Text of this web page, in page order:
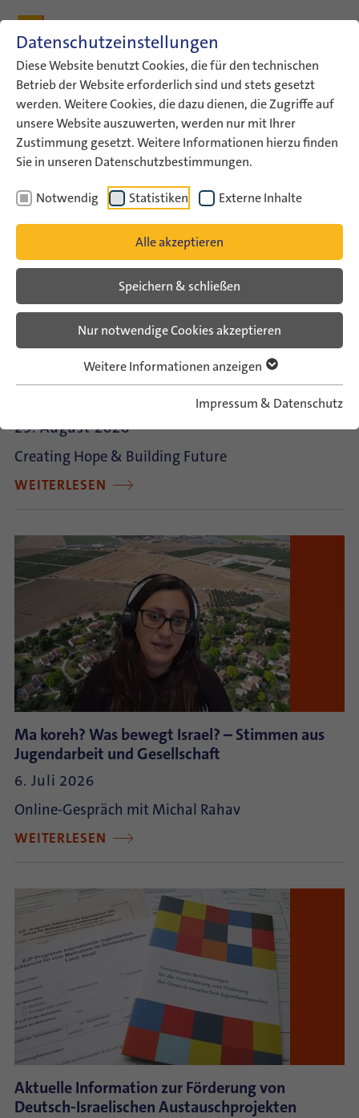
Datenschutzeinstellungen
Diese Website benutzt Cookies, die für den technischen
Betrieb der Website erforderlich sind und stets gesetzt
werden. Weitere Cookies, die dazu dienen, die Zugriffe auf
unsere Website auszuwerten, werden nur mit Ihrer
Zustimmung gesetzt. Weitere Informationen hierzu finden
Sie in unseren Datenschutzbestimmungen.
Notwendig Statistiken Externe Inhalte
Alle akzeptieren
Speichern & schließen
Nur notwendige Cookies akzeptieren
Weitere Informationen anzeigen
Impressum & Datenschutz
ConAct Aktuelles ConAct-News
ConAct-News
German-Israeli Summer Camp 2026
23. August 2026
Creating Hope & Building Future
WEITERLESEN
Ma koreh? Was bewegt Israel? – Stimmen aus
Jugendarbeit und Gesellschaft
6. Juli 2026
Online-Gespräch mit Michal Rahav
WEITERLESEN
Aktuelle Information zur Förderung von
Deutsch-Israelischen Austauschprojekten